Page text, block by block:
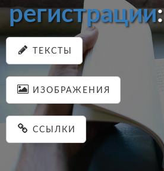
регистрации:
ТЕКСТЫ
ИЗОБРАЖЕНИЯ
ССЫЛКИ